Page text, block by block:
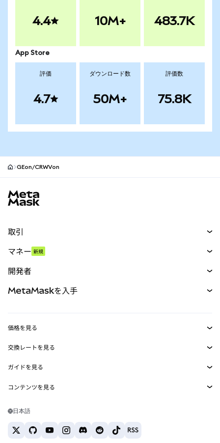
4.4 10M+ 483.7K
App Store
評価
4.7
ダウンロード数
50M+
評価数
75.8K
GEon/CRWVon
取引
パーペチュアル
RWA
マネー 新規
開発者
MetaMask Connect
Snaps
Web3サービス
MetaMaskを入手
セキュリティ
サポート
キャリア
お問い合わせ
価格を見る
イーサリアムの価格
Solanaの価格
Tetherの価格
交換レートを見る
ETH→USD
USDT→INR
BTC→INR
ETH→USDT
ガイドを見る
ETHの購入
USDTの購入
コンテンツを見る
Solanaウォレット
日本語